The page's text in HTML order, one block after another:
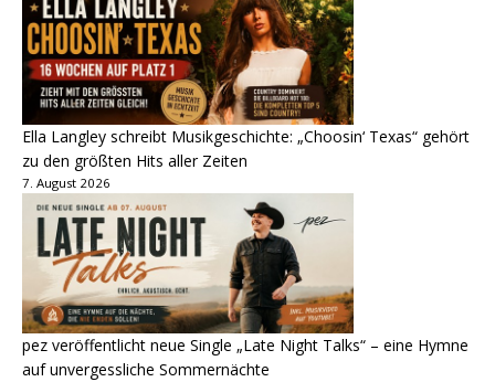
Ella Langley schreibt Musikgeschichte: „Choosin‘ Texas“ gehört
zu den größten Hits aller Zeiten
7. August 2026
pez veröffentlicht neue Single „Late Night Talks“ – eine Hymne
auf unvergessliche Sommernächte